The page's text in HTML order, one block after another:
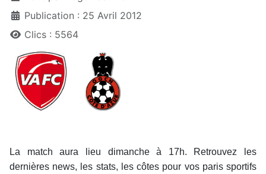
Publication : 25 Avril 2012
Clics : 5564
La match aura lieu dimanche à 17h. Retrouvez les
dernières news, les stats, les côtes pour vos paris sportifs